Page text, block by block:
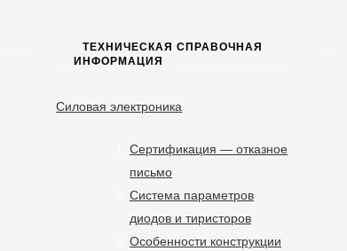
ТЕХНИЧЕСКАЯ СПРАВОЧНАЯ
ИНФОРМАЦИЯ
Силовая электроника
Сертификация — отказное
письмо
Система параметров
диодов и тиристоров
Особенности конструкции